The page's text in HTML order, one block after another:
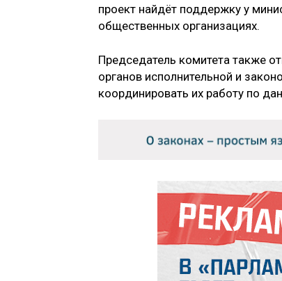
проект найдёт поддержку у
общественных организациях.
Председатель комитета также
органов исполнительной и
координировать их работу по